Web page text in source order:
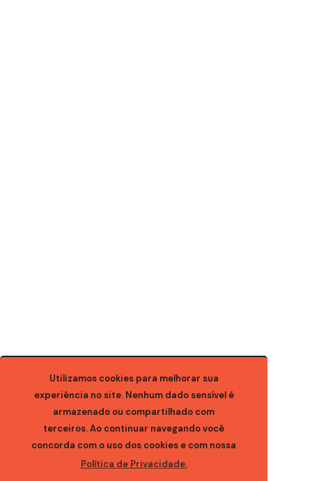
Utilizamos cookies para melhorar sua
experiência no site. Nenhum dado sensível é
armazenado ou compartilhado com
terceiros. Ao continuar navegando você
concorda com o uso dos cookies e com nossa
Política de Privacidade.